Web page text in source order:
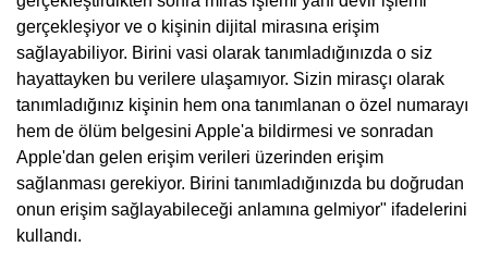
gerçekleşiyor ve o kişinin dijital mirasına erişim
sağlayabiliyor. Birini vasi olarak tanımladığınızda o siz
hayattayken bu verilere ulaşamıyor. Sizin mirasçı olarak
tanımladığınız kişinin hem ona tanımlanan o özel numarayı
hem de ölüm belgesini Apple'a bildirmesi ve sonradan
Apple'dan gelen erişim verileri üzerinden erişim
sağlanması gerekiyor. Birini tanımladığınızda bu doğrudan
onun erişim sağlayabileceği anlamına gelmiyor" ifadelerini
kullandı.